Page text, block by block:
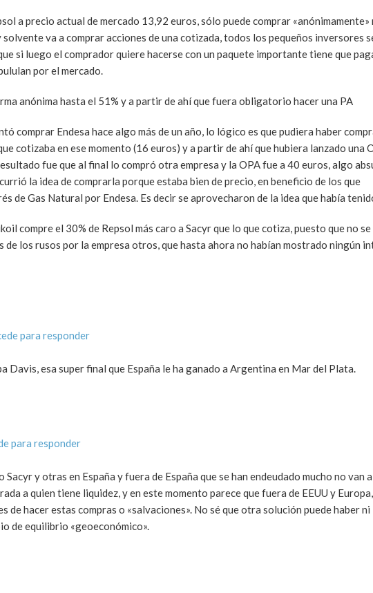
a precio actual de mercado 13,92 euros, sólo puede comprar «anónimamente»
solvente va a comprar acciones de una cotizada, todos los pequeños inversores
si luego el comprador quiere hacerse con un paquete importante tiene que
por el mercado.
anónima hasta el 51% y a partir de ahí que fuera obligatorio hacer una PA
comprar Endesa hace algo más de un año, lo lógico es que pudiera haber
cotizaba en ese momento (16 euros) y a partir de ahí que hubiera lanzado una
fue que al final lo compró otra empresa y la OPA fue a 40 euros, algo
la idea de comprarla porque estaba bien de precio, en beneficio de los que
de Gas Natural por Endesa. Es decir se aprovecharon de la idea que había
compre el 30% de Repsol más caro a Sacyr que lo que cotiza, puesto que no se
los rusos por la empresa otros, que hasta ahora no habían mostrado ningún
para responder
Davis, esa super final que España le ha ganado a Argentina en Mar del Plata.
para responder
Sacyr y otras en España y fuera de España que se han endeudado mucho no van
a quien tiene liquidez, y en este momento parece que fuera de EEUU y
de hacer estas compras o «salvaciones». No sé que otra solución puede haber ni
de equilibrio «geoeconómico».